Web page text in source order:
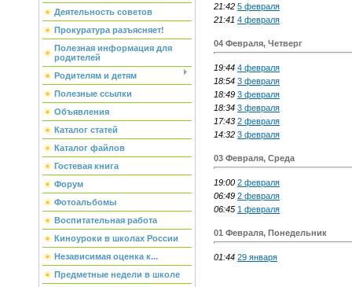
Деятельность советов
Прокуратура разъясняет!
Полезная информация для
родителей
Родителям и детям
Полезные ссылки
Объявления
Каталог статей
Каталог файлов
Гостевая книга
Форум
Фотоальбомы
Воспитательная работа
Киноуроки в школах России
Независимая оценка к...
Предметные недели в школе
21:42 5 февраля
21:41 4 февраля
04 Февраля, Четверг
19:44 4 февраля
18:54 3 февраля
18:49 3 февраля
18:34 3 февраля
17:43 2 февраля
14:32 3 февраля
03 Февраля, Среда
19:00 2 февраля
06:49 2 февраля
06:45 1 февраля
01 Февраля, Понедельник
01:44 29 января